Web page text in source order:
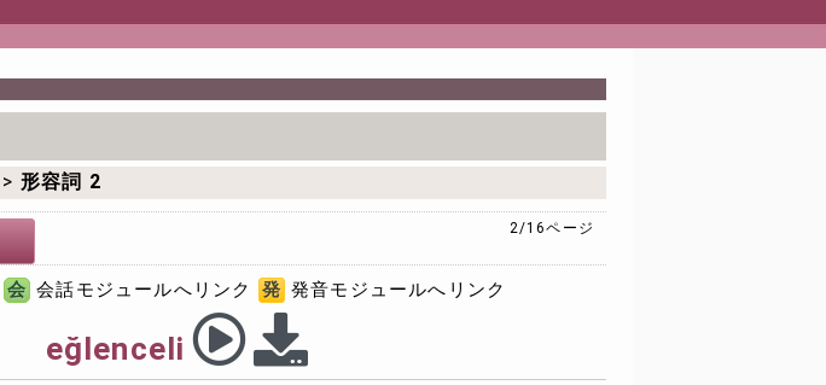
> 形容詞 2
2/16ページ
会 会話モジュールへリンク 発 発音モジュールへリンク
eğlenceli